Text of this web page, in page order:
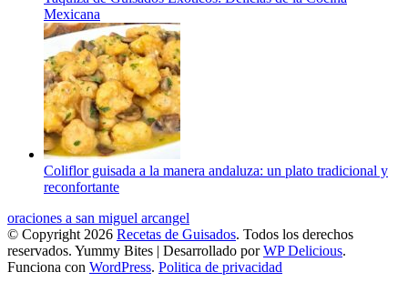
Mexicana
Coliflor guisada a la manera andaluza: un plato tradicional y
reconfortante
oraciones a san miguel arcangel
© Copyright 2026 Recetas de Guisados. Todos los derechos
reservados. Yummy Bites | Desarrollado porWP Delicious.
Funciona con WordPress. Politica de privacidad